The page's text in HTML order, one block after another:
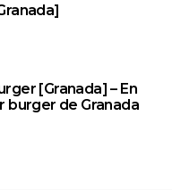
[Granada] – En
burger de Granada